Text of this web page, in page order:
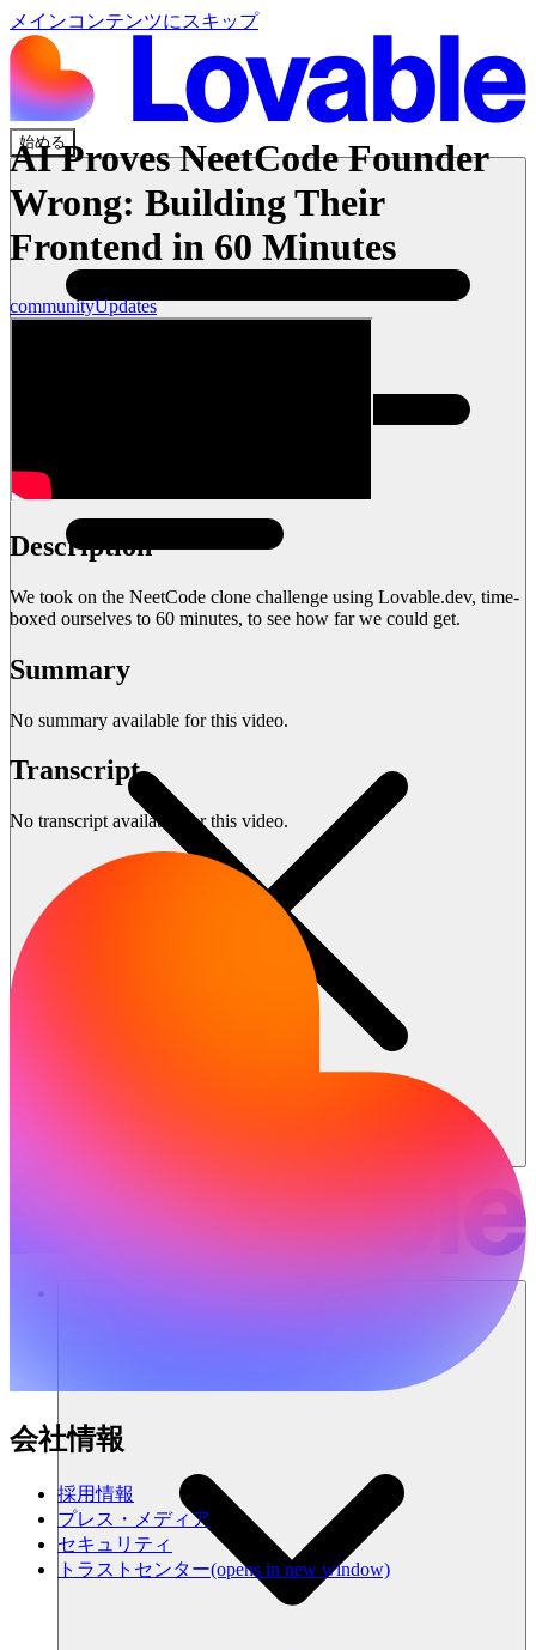
メインコンテンツにスキップ
始める
AI Proves NeetCode Founder
Wrong: Building Their
Frontend in 60 Minutes
communityUpdates
Description
We took on the NeetCode clone challenge using Lovable.dev, time-
boxed ourselves to 60 minutes, to see how far we could get.
Summary
No summary available for this video.
Transcript
No transcript available for this video.
会社情報
採用情報
プレス・メディア
セキュリティ
トラストセンター(opens in new window)